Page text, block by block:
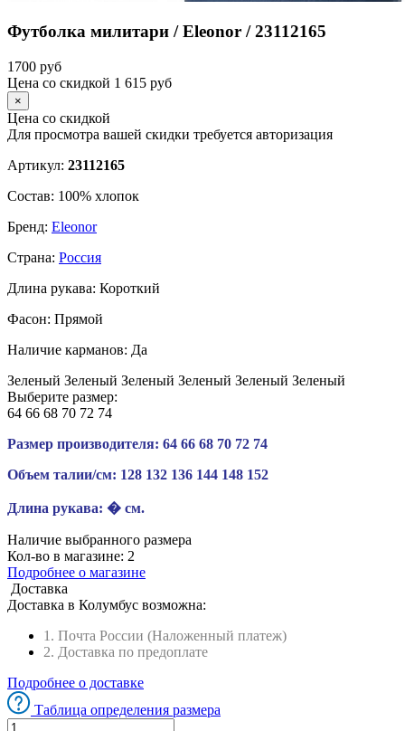
Футболка милитари / Eleonor / 23112165
1700 руб
Цена со скидкой 1 615 руб
×
Цена со скидкой
Для просмотра вашей скидки требуется авторизация
Артикул: 23112165
Состав: 100% хлопок
Бренд: Eleonor
Страна: Россия
Длина рукава: Короткий
Фасон: Прямой
Наличие карманов: Да
Зеленый Зеленый Зеленый Зеленый Зеленый Зеленый
Выберите размер:
64 66 68 70 72 74
Размер производителя: 64 66 68 70 72 74
Объем талии/см: 128 132 136 144 148 152
Длина рукава: � см.
Наличие выбранного размера
Кол-во в магазине: 2
Подробнее о магазине
Доставка
Доставка в Колумбус возможна:
1. Почта России (Наложенный платеж)
2. Доставка по предоплате
Подробнее о доставке
Таблица определения размера